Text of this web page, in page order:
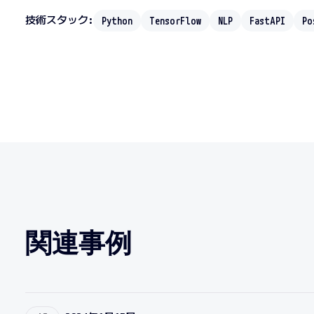
技術スタック: Python TensorFlow NLP FastAPI
関連事例